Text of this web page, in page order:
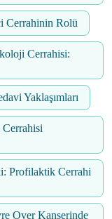
Cerrahinin Rolü
Cerrahisi:
Yaklaşımları
Profilaktik Cerrahi
Over Kanserinde